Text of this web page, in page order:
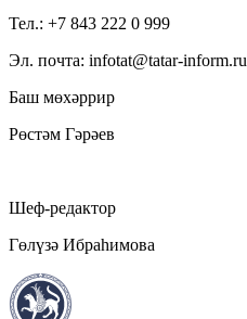
Тел.: +7 843 222 0 999
Эл. почта: infotat@tatar-inform.ru
Баш мөхәррир
Рөстәм Гәрәев
Шеф-редактор
Гөлүзә Ибраһимова